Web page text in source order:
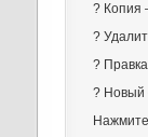
? Копия
?
?
? Новый